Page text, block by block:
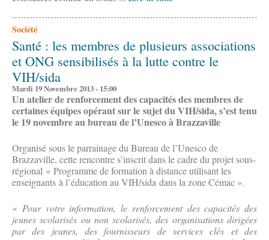
Société
Santé : les membres de plusieurs associations
et ONG sensibilisés à la lutte contre le
VIH/sida
Mardi 19 Novembre 2013 - 15:00
Un atelier de renforcement des capacités des membres de
certaines équipes opérant sur le sujet du VIH/sida, s’est tenu
le 19 novembre au bureau de l’Unesco à Brazzaville
Organisé sous le parrainage du Bureau de l’Unesco de
Brazzaville, cette rencontre s’inscrit dans le cadre du projet sous-
régional « Programme de formation à distance utilisant les
enseignants à l’éducation au VIH/sida dans la zone Cémac ».
« Pour votre information, le renforcement des capacités des
jeunes scolarisés ou non scolarisés, des organisations dirigées
par des jeunes, des fournisseurs de services clés et des